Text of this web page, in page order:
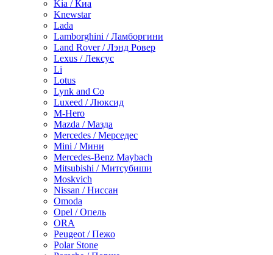
Kia / Киа
Knewstar
Lada
Lamborghini / Ламборгини
Land Rover / Лэнд Ровер
Lexus / Лексус
Li
Lotus
Lynk and Co
Luxeed / Люксид
M-Hero
Mazda / Мазда
Mercedes / Мерседес
Mini / Мини
Mercedes-Benz Maybach
Mitsubishi / Митсубиши
Moskvich
Nissan / Ниссан
Omoda
Opel / Опель
ORA
Peugeot / Пежо
Polar Stone